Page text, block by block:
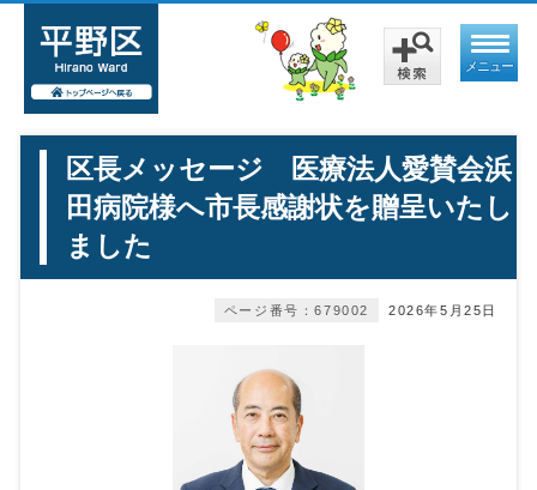
メニュー
区長メッセージ 医療法人愛賛会浜
田病院様へ市長感謝状を贈呈いたし
ました
2026年5月25日
ページ番号：679002